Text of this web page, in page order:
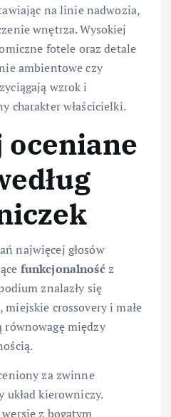
na linie nadwozia,
wnętrza. Wysokiej
fotele oraz detale
ambientowe czy
wzrok i
charakter właścicielki.
najwięcej głosów
funkcjonalność z
znalazły się
crossovery i małe
równowagę między
za zwinne
układ kierowniczy.
z bogatym